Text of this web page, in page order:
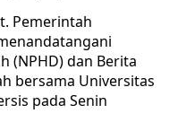
Pemerintah
(NPHD) dan Berita
bersama Universitas
pada Senin